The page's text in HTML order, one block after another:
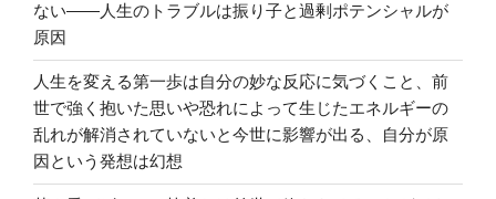
ない――人生のトラブルは振り子と過剰ポテンシャルが
原因
人生を変える第一歩は自分の妙な反応に気づくこと、前
世で強く抱いた思いや恐れによって生じたエネルギーの
乱れが解消されていないと今世に影響が出る、自分が原
因という発想は幻想